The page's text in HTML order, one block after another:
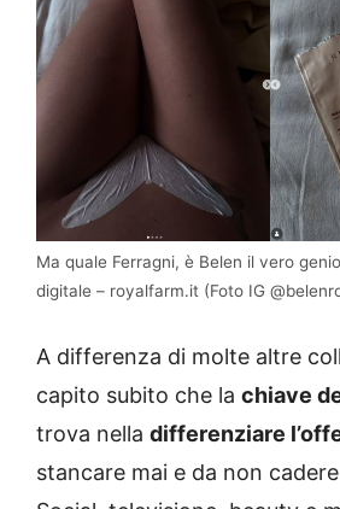
Ma quale Ferragni, è Belen il vero
digitale – royalfarm.it (Foto IG
A differenza di molte altre
capito subito che la chiave
trova nella differenziare
stancare mai e da non